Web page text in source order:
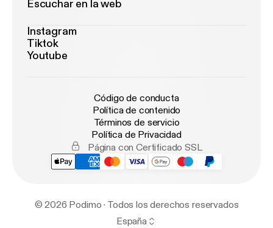
Escuchar en la web
Instagram
Tiktok
Youtube
Código de conducta
Política de contenido
Términos de servicio
Política de Privacidad
Página con Certificado SSL
© 2026 Podimo · Todos los derechos reservados
España